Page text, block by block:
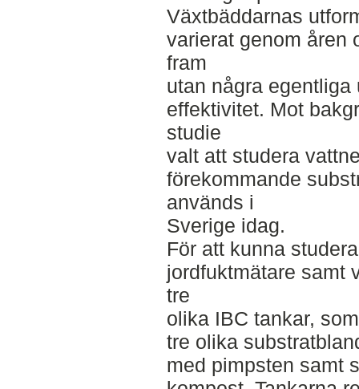
Växtbäddarnas
varierat genom åren
fram
utan några
effektivitet. Mot
studie
valt att studera
förekommande
används i
Sverige idag.
För att kunna
jordfuktmätare samt
tre
olika IBC tankar,
tre olika
med pimpsten samt